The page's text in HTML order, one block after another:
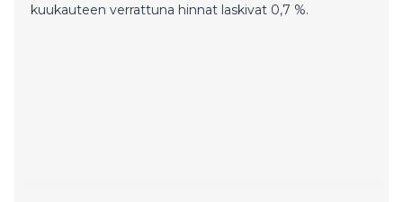
kuukauteen verrattuna hinnat laskivat 0,7 %.